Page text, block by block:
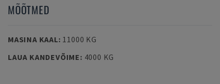
MÕÕTMED
MASINA KAAL: 11000 KG
LAUA KANDEVÕIME: 4000 KG